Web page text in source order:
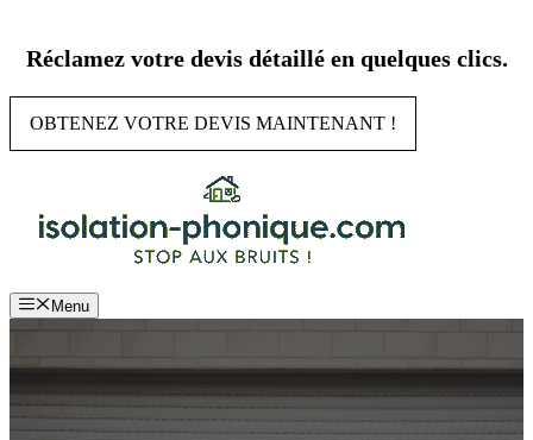
contenu
Réclamez votre devis détaillé en quelques clics.
OBTENEZ VOTRE DEVIS MAINTENANT !
Menu